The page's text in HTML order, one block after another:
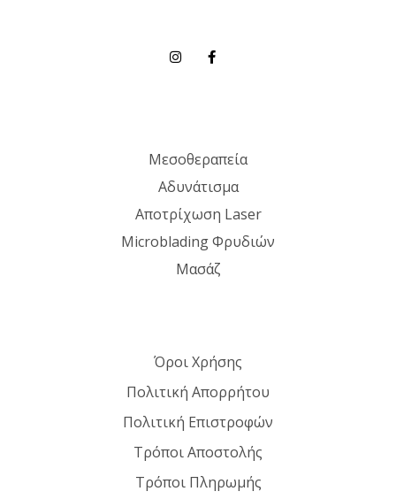
Μεσοθεραπεία
Αδυνάτισμα
Αποτρίχωση Laser
Microblading Φρυδιών
Μασάζ
Όροι Χρήσης
Πολιτική Απορρήτου
Πολιτική Επιστροφών
Τρόποι Αποστολής
Τρόποι Πληρωμής